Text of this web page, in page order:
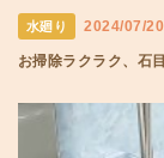
水廻り 2024/07/20
お掃除ラクラク、石